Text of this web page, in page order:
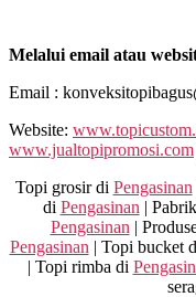
Melalui email atau
Email :
Website:
www.jualtopipromosi.com
Topi grosir di Pengasinan
di Pengasinan |
Pengasinan |
Pengasinan | Topi bucket
| Topi rimba di